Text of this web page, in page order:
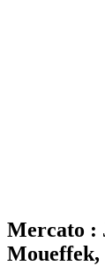
Mercato :
Moueffek,